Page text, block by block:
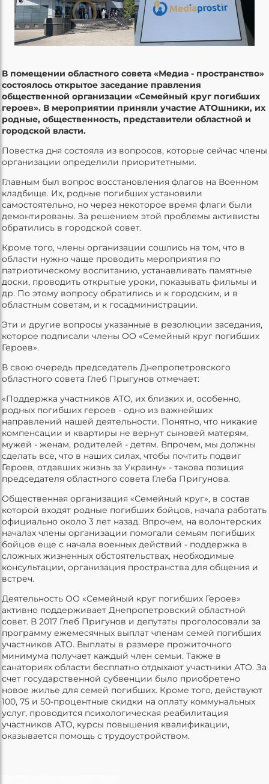
В помещении областного совета «Медиа - пространство»
состоялось открытое заседание правления
общественной организации «Семейный круг погибших
героев». В мероприятии приняли участие АТОшники, их
родные, общественность, представители областной и
городской власти.
Повестка дня состояла из вопросов, которые сейчас члены
организации определили приоритетными.
Главным был вопрос восстановления флагов на Военном
кладбище. Их, родные погибших установили
самостоятельно, но через некоторое время флаги были
демонтированы. За решением этой проблемы активисты
обратились в городской совет.
Кроме того, члены организации сошлись на том, что в
области нужно чаще проводить мероприятия по
патриотическому воспитанию, устанавливать памятные
доски, проводить открытые уроки, показывать фильмы и
др. По этому вопросу обратились и к городским, и в
областным советам, и к госадминистрации.
Эти и другие вопросы указанные в резолюции заседания,
которое подписали члены ОО «Семейный круг погибших
Героев».
В свою очередь председатель Днепропетровского
областного совета Глеб Прыгунов отмечает:
«Поддержка участников АТО, их близких и, особенно,
родных погибших героев - одно из важнейших
направлений нашей деятельности. Понятно, что никакие
компенсации и квартиры не вернут сыновей матерям,
мужей - женам, родителей - детям. Впрочем, мы должны
сделать все, что в наших силах, чтобы почтить подвиг
Героев, отдавших жизнь за Украину» - такова позиция
председателя областного совета Глеба Пригунова.
Общественная организация «Семейный круг», в состав
которой входят родные погибших бойцов, начала работать
официально около 3 лет назад. Впрочем, на волонтерских
началах члены организации помогали семьям погибших
бойцов еще с начала военных действий - поддержка в
сложных жизненных обстоятельствах, необходимые
консультации, организация пространства для общения и
встреч.
Деятельность ОО «Семейный круг погибших Героев»
активно поддерживает Днепропетровский областной
совет. В 2017 Глеб Пригунов и депутаты проголосовали за
программу ежемесячных выплат членам семей погибших
участников АТО. Выплаты в размере прожиточного
минимума получает каждый член семьи. Также в
санаториях области бесплатно отдыхают участники АТО. За
счет государственной субвенции было приобретено
новое жилье для семей погибших. Кроме того, действуют
100, 75 и 50-процентные скидки на оплату коммунальных
услуг, проводится психологическая реабилитация
участников АТО, курсы повышения квалификации,
оказывается помощь с трудоустройством.